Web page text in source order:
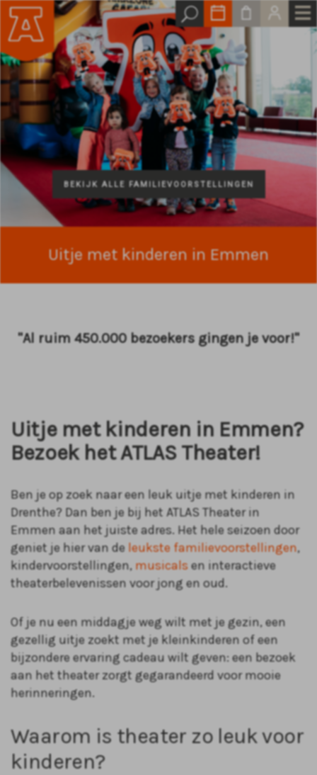
BEKIJK ALLE FAMILIEVOORSTELLINGEN
Uitje met kinderen in Emmen
"Al ruim 450.000 bezoekers gingen je voor!"
Uitje met kinderen in Emmen?
Bezoek het ATLAS Theater!
Ben je op zoek naar een leuk uitje met kinderen in
Drenthe? Dan ben je bij het ATLAS Theater in
Emmen aan het juiste adres. Het hele seizoen door
geniet je hier van de leukste familievoorstellingen,
kindervoorstellingen,musicalsen interactieve
theaterbelevenissen voor jong en oud.
Of je nu een middagje weg wilt met je gezin, een
gezellig uitje zoekt met je kleinkinderen of een
bijzondere ervaring cadeau wilt geven: een bezoek
aan het theater zorgt gegarandeerd voor mooie
herinneringen.
Waarom is theater zo leuk voor
kinderen?